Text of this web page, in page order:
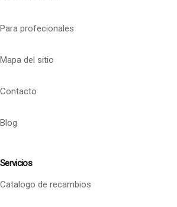
Para profecionales
Mapa del sitio
Contacto
Blog
Servicios
Catalogo de recambios